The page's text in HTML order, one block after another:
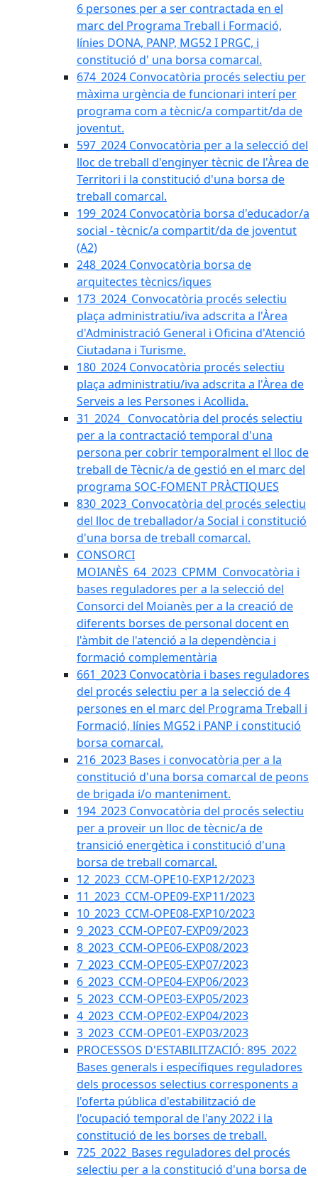
6 persones per a ser contractada en el
marc del Programa Treball i Formació,
línies DONA, PANP, MG52 I PRGC, i
constitució d' una borsa comarcal.
674_2024 Convocatòria procés selectiu per
màxima urgència de funcionari interí per
programa com a tècnic/a compartit/da de
joventut.
597_2024 Convocatòria per a la selecció del
lloc de treball d'enginyer tècnic de l'Àrea de
Territori i la constitució d'una borsa de
treball comarcal.
199_2024 Convocatòria borsa d'educador/a
social - tècnic/a compartit/da de joventut
(A2)
248_2024 Convocatòria borsa de
arquitectes tècnics/iques
173_2024_Convocatòria procés selectiu
plaça administratiu/iva adscrita a l'Àrea
d'Administració General i Oficina d'Atenció
Ciutadana i Turisme.
180_2024 Convocatòria procés selectiu
plaça administratiu/iva adscrita a l'Àrea de
Serveis a les Persones i Acollida.
31_2024_ Convocatòria del procés selectiu
per a la contractació temporal d'una
persona per cobrir temporalment el lloc de
treball de Tècnic/a de gestió en el marc del
programa SOC-FOMENT PRÀCTIQUES
830_2023_Convocatòria del procés selectiu
del lloc de treballador/a Social i constitució
d'una borsa de treball comarcal.
CONSORCI
MOIANÈS_64_2023_CPMM_Convocatòria i
bases reguladores per a la selecció del
Consorci del Moianès per a la creació de
diferents borses de personal docent en
l'àmbit de l'atenció a la dependència i
formació complementària
661_2023 Convocatòria i bases reguladores
del procés selectiu per a la selecció de 4
persones en el marc del Programa Treball i
Formació, línies MG52 i PANP i constitució
borsa comarcal.
216_2023 Bases i convocatòria per a la
constitució d'una borsa comarcal de peons
de brigada i/o manteniment.
194_2023 Convocatòria del procés selectiu
per a proveir un lloc de tècnic/a de
transició energètica i constitució d'una
borsa de treball comarcal.
12_2023_CCM-OPE10-EXP12/2023
11_2023_CCM-OPE09-EXP11/2023
10_2023_CCM-OPE08-EXP10/2023
9_2023_CCM-OPE07-EXP09/2023
8_2023_CCM-OPE06-EXP08/2023
7_2023_CCM-OPE05-EXP07/2023
6_2023_CCM-OPE04-EXP06/2023
5_2023_CCM-OPE03-EXP05/2023
4_2023_CCM-OPE02-EXP04/2023
3_2023_CCM-OPE01-EXP03/2023
PROCESSOS D'ESTABILITZACIÓ: 895_2022
Bases generals i específiques reguladores
dels processos selectius corresponents a
l'oferta pública d'estabilització de
l'ocupació temporal de l'any 2022 i la
constitució de les borses de treball.
725_2022_Bases reguladores del procés
selectiu per a la constitució d'una borsa de